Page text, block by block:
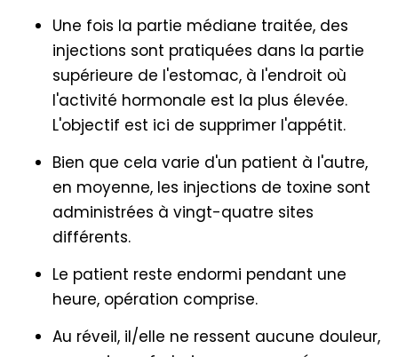
Une fois la partie médiane traitée, des
injections sont pratiquées dans la partie
supérieure de l'estomac, à l'endroit où
l'activité hormonale est la plus élevée.
L'objectif est ici de supprimer l'appétit.
Bien que cela varie d'un patient à l'autre,
en moyenne, les injections de toxine sont
administrées à vingt-quatre sites
différents.
Le patient reste endormi pendant une
heure, opération comprise.
Au réveil, il/elle ne ressent aucune douleur,